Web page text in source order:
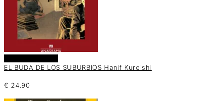
EL BUDA DE LOS SUBURBIOS Hanif Kureishi
€ 24.90